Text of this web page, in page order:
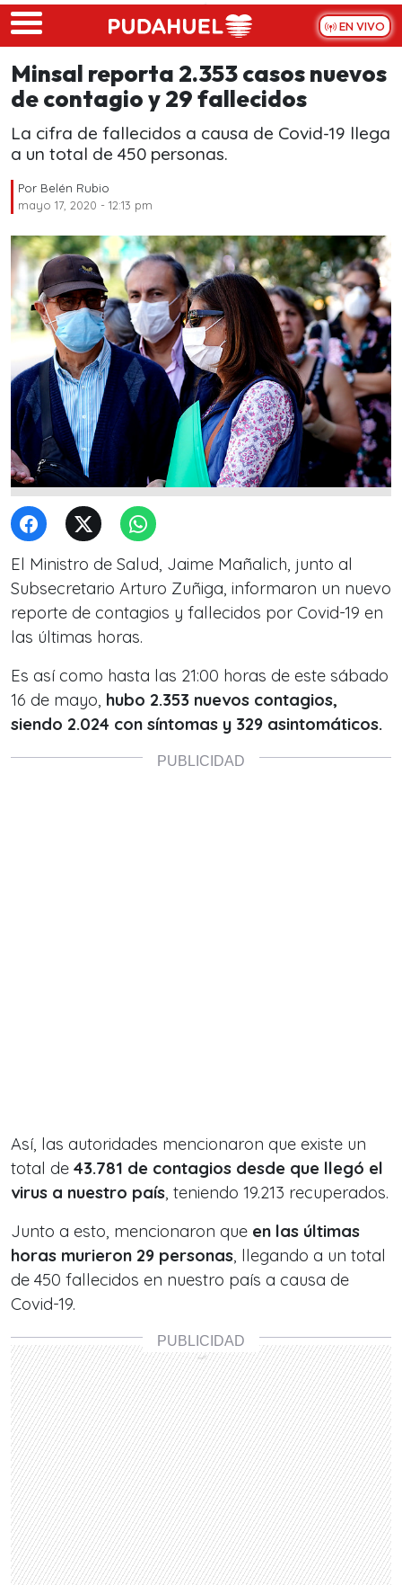
Skip to main content
EN VIVO
Minsal reporta 2.353 casos nuevos
de contagio y 29 fallecidos
La cifra de fallecidos a causa de Covid-19 llega
a un total de 450 personas.
Por Belén Rubio
mayo 17, 2020 - 12:13 pm
El Ministro de Salud, Jaime Mañalich, junto al
Subsecretario Arturo Zuñiga, informaron un nuevo
reporte de contagios y fallecidos por Covid-19 en
las últimas horas.
Es así como hasta las 21:00 horas de este sábado
16 de mayo, hubo 2.353 nuevos contagios,
siendo 2.024 con síntomas y 329 asintomáticos.
Así, las autoridades mencionaron que existe un
total de 43.781 de contagios desde que llegó el
virus a nuestro país, teniendo 19.213 recuperados.
Junto a esto, mencionaron que en las últimas
horas murieron 29 personas, llegando a un total
de 450 fallecidos en nuestro país a causa de
Covid-19.